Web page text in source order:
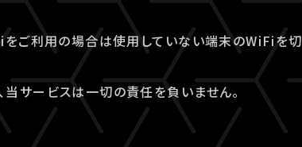
ご利用の場合は使用していない端末のWiFiを切
サービスは一切の責任を負いません。